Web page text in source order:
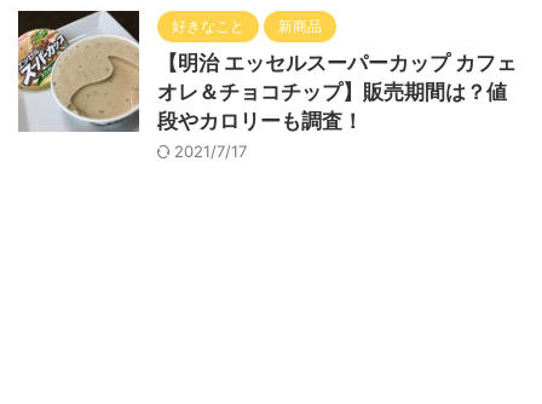
好きなこと 新商品
【明治 エッセルスーパーカップ カフェ
オレ＆チョコチップ】販売期間は？値
段やカロリーも調査！
2021/7/17